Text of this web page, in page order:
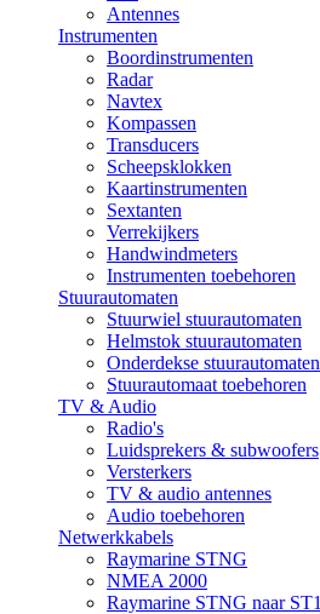
Antennes
Instrumenten
Boordinstrumenten
Radar
Navtex
Kompassen
Transducers
Scheepsklokken
Kaartinstrumenten
Sextanten
Verrekijkers
Handwindmeters
Instrumenten toebehoren
Stuurautomaten
Stuurwiel stuurautomaten
Helmstok stuurautomaten
Onderdekse stuurautomaten
Stuurautomaat toebehoren
TV & Audio
Radio's
Luidsprekers & subwoofers
Versterkers
TV & audio antennes
Audio toebehoren
Netwerkkabels
Raymarine STNG
NMEA 2000
Raymarine STNG naar ST1